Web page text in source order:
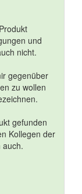
und
nicht.
gegenüber
zu wollen
gefunden
Kollegen der
auch.